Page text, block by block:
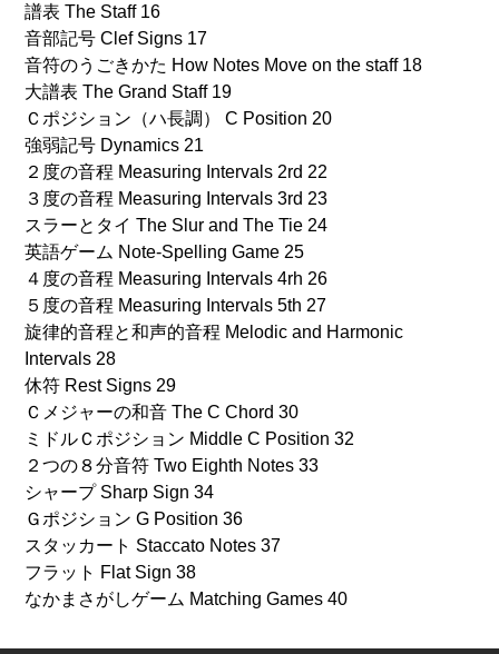
譜表 The Staff 16
音部記号 Clef Signs 17
音符のうごきかた How Notes Move on the staff 18
大譜表 The Grand Staff 19
Ｃポジション（ハ長調） C Position 20
強弱記号 Dynamics 21
２度の音程 Measuring Intervals 2rd 22
３度の音程 Measuring Intervals 3rd 23
スラーとタイ The Slur and The Tie 24
英語ゲーム Note-Spelling Game 25
４度の音程 Measuring Intervals 4rh 26
５度の音程 Measuring Intervals 5th 27
旋律的音程と和声的音程 Melodic and Harmonic
Intervals 28
休符 Rest Signs 29
Ｃメジャーの和音 The C Chord 30
ミドルＣポジション Middle C Position 32
２つの８分音符 Two Eighth Notes 33
シャープ Sharp Sign 34
Ｇポジション G Position 36
スタッカート Staccato Notes 37
フラット Flat Sign 38
なかまさがしゲーム Matching Games 40